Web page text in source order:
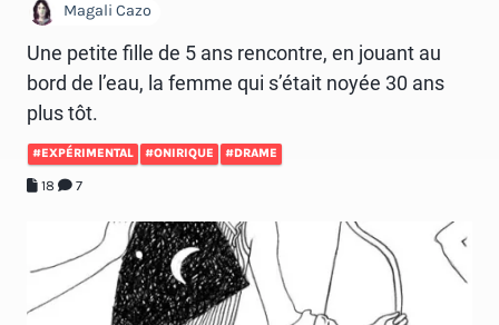
Magali Cazo
Une petite fille de 5 ans rencontre, en jouant au
bord de l’eau, la femme qui s’était noyée 30 ans
plus tôt.
#EXPÉRIMENTAL #ONIRIQUE #DRAME
18 7